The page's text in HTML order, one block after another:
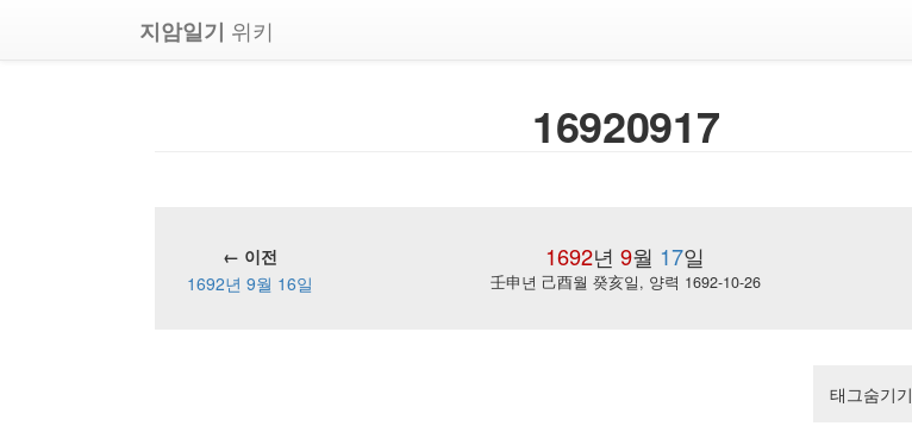
지암일기 위키
16920917
1692년 9월 17일
← 이전
1692년 9월 16일
壬申년 己酉월 癸亥일, 양력 1692-10-26
태그숨기기